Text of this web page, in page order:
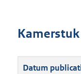
Kamerstuk